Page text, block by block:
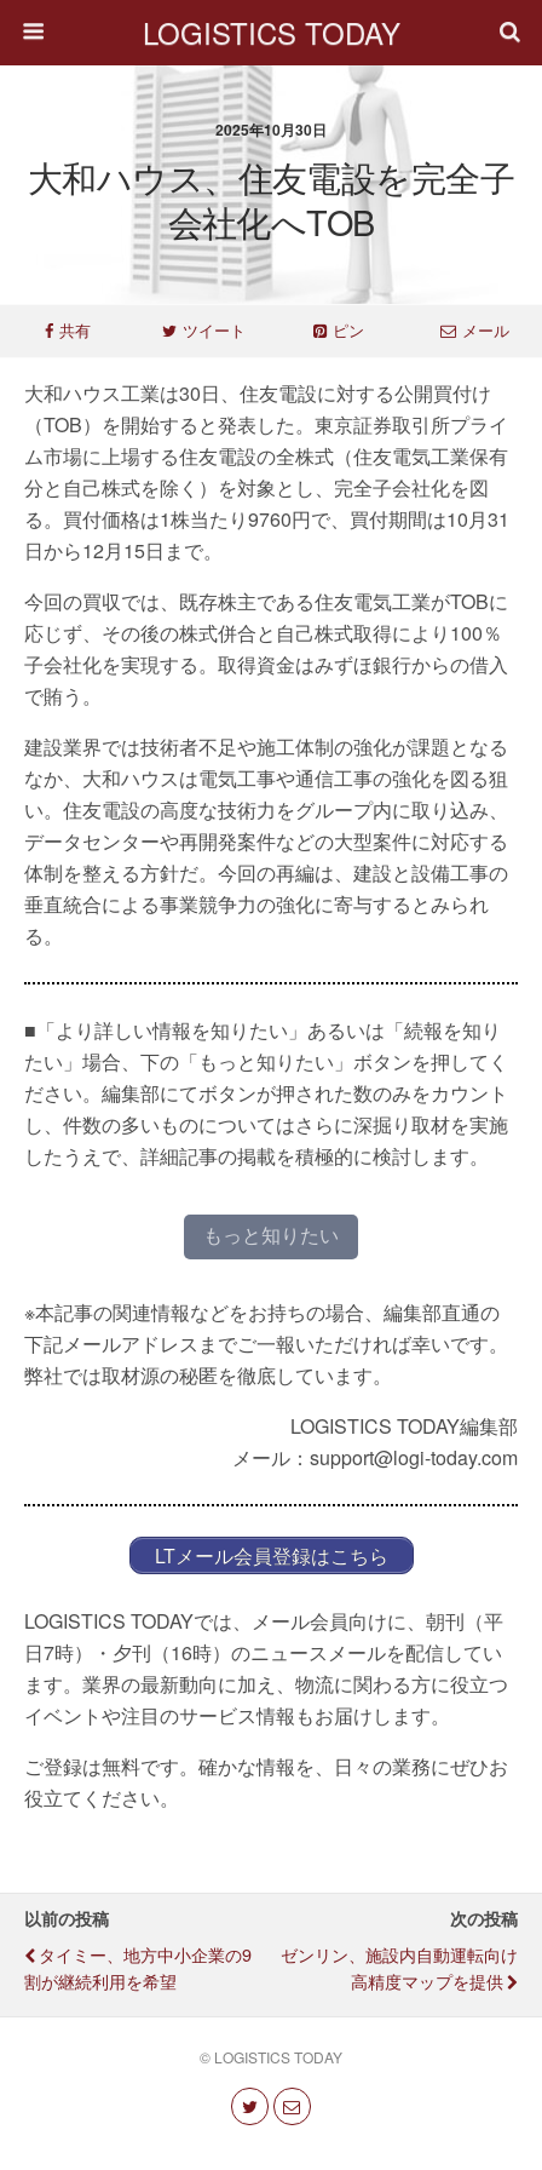
LOGISTICS TODAY
2025年10月30日
大和ハウス、住友電設を完全子
会社化へTOB
共有 ツイート ピン メール
大和ハウス工業は30日、住友電設に対する公開買付け
（TOB）を開始すると発表した。東京証券取引所プライ
ム市場に上場する住友電設の全株式（住友電気工業保有
分と自己株式を除く）を対象とし、完全子会社化を図
る。買付価格は1株当たり9760円で、買付期間は10月31
日から12月15日まで。
今回の買収では、既存株主である住友電気工業がTOBに
応じず、その後の株式併合と自己株式取得により100％
子会社化を実現する。取得資金はみずほ銀行からの借入
で賄う。
建設業界では技術者不足や施工体制の強化が課題となる
なか、大和ハウスは電気工事や通信工事の強化を図る狙
い。住友電設の高度な技術力をグループ内に取り込み、
データセンターや再開発案件などの大型案件に対応する
体制を整える方針だ。今回の再編は、建設と設備工事の
垂直統合による事業競争力の強化に寄与するとみられ
る。
■「より詳しい情報を知りたい」あるいは「続報を知り
たい」場合、下の「もっと知りたい」ボタンを押してく
ださい。編集部にてボタンが押された数のみをカウント
し、件数の多いものについてはさらに深掘り取材を実施
したうえで、詳細記事の掲載を積極的に検討します。
もっと知りたい
※本記事の関連情報などをお持ちの場合、編集部直通の
下記メールアドレスまでご一報いただければ幸いです。
弊社では取材源の秘匿を徹底しています。
LOGISTICS TODAY編集部
メール：support@logi-today.com
LTメール会員登録はこちら
LOGISTICS TODAYでは、メール会員向けに、朝刊（平
日7時）・夕刊（16時）のニュースメールを配信してい
ます。業界の最新動向に加え、物流に関わる方に役立つ
イベントや注目のサービス情報もお届けします。
ご登録は無料です。確かな情報を、日々の業務にぜひお
役立てください。
以前の投稿
タイミー、地方中小企業の9
割が継続利用を希望
次の投稿
ゼンリン、施設内自動運転向け
高精度マップを提供
© LOGISTICS TODAY